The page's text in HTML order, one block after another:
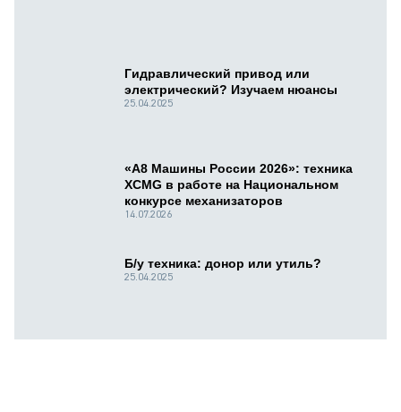
Гидравлический привод или
электрический? Изучаем нюансы
25.04.2025
«А8 Машины России 2026»: техника
XCMG в работе на Национальном
конкурсе механизаторов
14.07.2026
Б/у техника: донор или утиль?
25.04.2025